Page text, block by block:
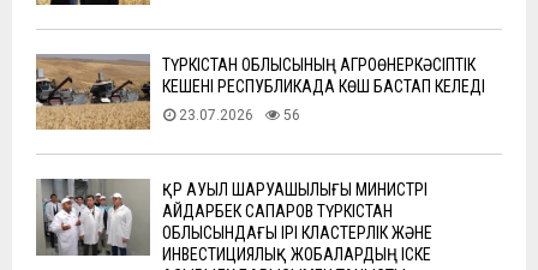
ТҮРКІСТАН ОБЛЫСЫНЫҢ АГРОӨНЕРКӘСІПТІК
КЕШЕНІ РЕСПУБЛИКАДА КӨШ БАСТАП КЕЛЕДІ
23.07.2026 56
ҚР АУЫЛ ШАРУАШЫЛЫҒЫ МИНИСТРІ
АЙДАРБЕК САПАРОВ ТҮРКІСТАН
ОБЛЫСЫНДАҒЫ ІРІ КЛАСТЕРЛІК ЖӘНЕ
ИНВЕСТИЦИЯЛЫҚ ЖОБАЛАРДЫҢ ІСКЕ